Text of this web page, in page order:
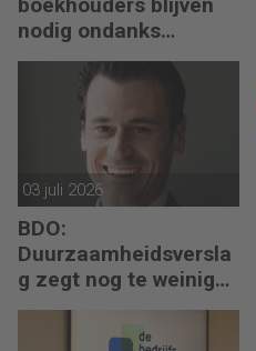
nodig ondanks
boekhoudsoftware
03 juli 2026
BDO:
Duurzaamheidsversla
g zegt nog te weinig
over waarde en risico’s